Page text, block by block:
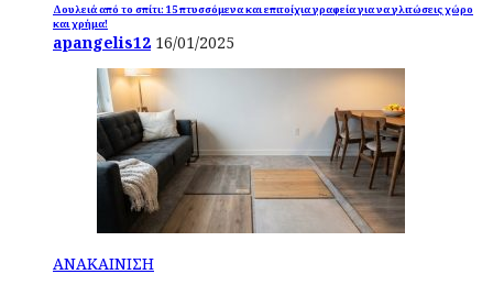
Δουλειά από το σπίτι: 15 πτυσσόμενα και επιτοίχια γραφεία για να γλιτώσεις χώρο
και χρήμα!
apangelis12 16/01/2025
ΑΝΑΚΑΙΝΙΣΗ